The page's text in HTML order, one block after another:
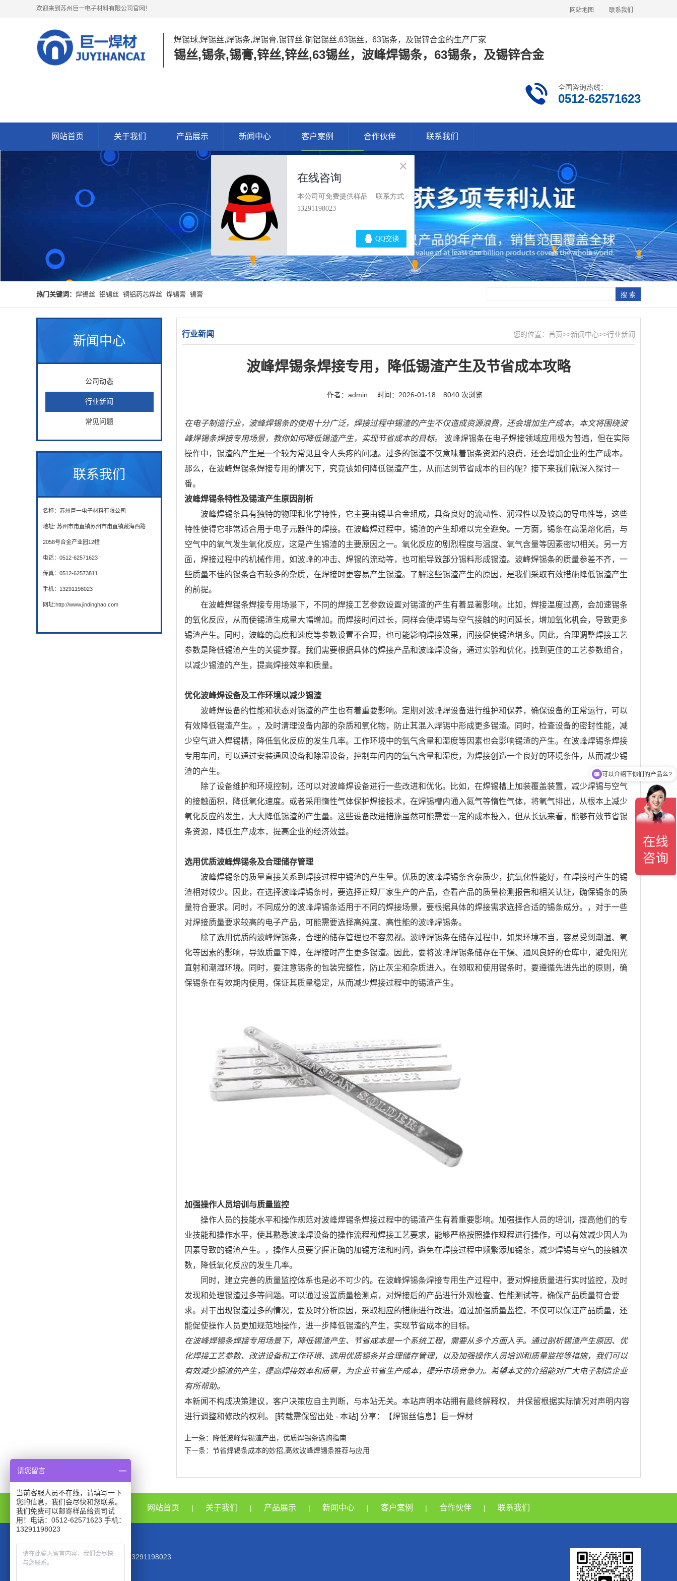
欢迎来到苏州巨一电子材料有限公司官网！ 网站地图 联系我们
焊锡球,焊锡丝,焊锡条,焊锡膏,锡锌丝,铜铝锡丝,63锡丝，63锡条，及锡锌合金的生产厂家
锡丝,锡条,锡膏,锌丝,锌丝,63锡丝，波峰焊锡条，63锡条，及锡锌合金
全国咨询热线：
0512-62571623
网站首页 关于我们 产品展示 新闻中心 客户案例 合作伙伴 联系我们
热门关键词： 焊锡丝 铝锡丝 铜铝药芯焊丝 焊锡膏 锡膏
新闻中心
公司动态
行业新闻
常见问题
联系我们
名称：苏州巨一电子材料有限公司
地址: 苏州市甪直镇苏州市甪直镇藏海西路
2058号合金产业园12幢
电话：0512-62571623
传真：0512-62573811
手机：13291198023
网址:http://www.jindinghao.com
行业新闻 您的位置： 首页>>新闻中心>>行业新闻
波峰焊锡条焊接专用，降低锡渣产生及节省成本攻略
作者：admin 时间：2026-01-18 8040 次浏览
在电子制造行业，波峰焊锡条的使用十分广泛，焊接过程中锡渣的产生不仅造成资源浪费，还会增加生产成本。本文将围绕波
峰焊锡条焊接专用场景，教你如何降低锡渣产生，实现节省成本的目标。
波峰焊锡条在电子焊接领域应用极为普遍，但在实际
操作中，锡渣的产生是一个较为常见且令人头疼的问题。过多的锡渣不仅意味着锡条资源的浪费，还会增加企业的生产成本。
那么，在波峰焊锡条焊接专用的情况下，究竟该如何降低锡渣产生，从而达到节省成本的目的呢？接下来我们就深入探讨一
番。
波峰焊锡条特性及锡渣产生原因剖析
波峰焊锡条具有独特的物理和化学特性，它主要由锡基合金组成，具备良好的流动性、润湿性以及较高的导电性等，这些
特性使得它非常适合用于电子元器件的焊接。在波峰焊过程中，锡渣的产生却难以完全避免。一方面，锡条在高温熔化后，与
空气中的氧气发生氧化反应，这是产生锡渣的主要原因之一。氧化反应的剧烈程度与温度、氧气含量等因素密切相关。另一方
面，焊接过程中的机械作用，如波峰的冲击、焊锡的流动等，也可能导致部分锡料形成锡渣。波峰焊锡条的质量参差不齐，一
些质量不佳的锡条含有较多的杂质，在焊接时更容易产生锡渣。了解这些锡渣产生的原因，是我们采取有效措施降低锡渣产生
的前提。
在波峰焊锡条焊接专用场景下，不同的焊接工艺参数设置对锡渣的产生有着显著影响。比如，焊接温度过高，会加速锡条
的氧化反应，从而使锡渣生成量大幅增加。而焊接时间过长，同样会使焊锡与空气接触的时间延长，增加氧化机会，导致更多
锡渣产生。同时，波峰的高度和速度等参数设置不合理，也可能影响焊接效果，间接促使锡渣增多。因此，合理调整焊接工艺
参数是降低锡渣产生的关键步骤。我们需要根据具体的焊接产品和波峰焊设备，通过实验和优化，找到更佳的工艺参数组合，
以减少锡渣的产生，提高焊接效率和质量。
优化波峰焊设备及工作环境以减少锡渣
波峰焊设备的性能和状态对锡渣的产生也有着重要影响。定期对波峰焊设备进行维护和保养，确保设备的正常运行，可以
有效降低锡渣产生。，及时清理设备内部的杂质和氧化物，防止其混入焊锡中形成更多锡渣。同时，检查设备的密封性能，减
少空气进入焊锡槽，降低氧化反应的发生几率。工作环境中的氧气含量和湿度等因素也会影响锡渣的产生。在波峰焊锡条焊接
专用车间，可以通过安装通风设备和除湿设备，控制车间内的氧气含量和湿度，为焊接创造一个良好的环境条件，从而减少锡
渣的产生。
除了设备维护和环境控制，还可以对波峰焊设备进行一些改进和优化。比如，在焊锡槽上加装覆盖装置，减少焊锡与空气
的接触面积，降低氧化速度。或者采用惰性气体保护焊接技术，在焊锡槽内通入氮气等惰性气体，将氧气排出，从根本上减少
氧化反应的发生，大大降低锡渣的产生量。这些设备改进措施虽然可能需要一定的成本投入，但从长远来看，能够有效节省锡
条资源，降低生产成本，提高企业的经济效益。
选用优质波峰焊锡条及合理储存管理
波峰焊锡条的质量直接关系到焊接过程中锡渣的产生量。优质的波峰焊锡条含杂质少，抗氧化性能好，在焊接时产生的锡
渣相对较少。因此，在选择波峰焊锡条时，要选择正规厂家生产的产品，查看产品的质量检测报告和相关认证，确保锡条的质
量符合要求。同时，不同成分的波峰焊锡条适用于不同的焊接场景，要根据具体的焊接需求选择合适的锡条成分。，对于一些
对焊接质量要求较高的电子产品，可能需要选择高纯度、高性能的波峰焊锡条。
除了选用优质的波峰焊锡条，合理的储存管理也不容忽视。波峰焊锡条在储存过程中，如果环境不当，容易受到潮湿、氧
化等因素的影响，导致质量下降，在焊接时产生更多锡渣。因此，要将波峰焊锡条储存在干燥、通风良好的仓库中，避免阳光
直射和潮湿环境。同时，要注意锡条的包装完整性，防止灰尘和杂质进入。在领取和使用锡条时，要遵循先进先出的原则，确
保锡条在有效期内使用，保证其质量稳定，从而减少焊接过程中的锡渣产生。
加强操作人员培训与质量监控
操作人员的技能水平和操作规范对波峰焊锡条焊接过程中的锡渣产生有着重要影响。加强操作人员的培训，提高他们的专
业技能和操作水平，使其熟悉波峰焊设备的操作流程和焊接工艺要求，能够严格按照操作规程进行操作，可以有效减少因人为
因素导致的锡渣产生。，操作人员要掌握正确的加锡方法和时间，避免在焊接过程中频繁添加锡条，减少焊锡与空气的接触次
数，降低氧化反应的发生几率。
同时，建立完善的质量监控体系也是必不可少的。在波峰焊锡条焊接专用生产过程中，要对焊接质量进行实时监控，及时
发现和处理锡渣过多等问题。可以通过设置质量检测点，对焊接后的产品进行外观检查、性能测试等，确保产品质量符合要
求。对于出现锡渣过多的情况，要及时分析原因，采取相应的措施进行改进。通过加强质量监控，不仅可以保证产品质量，还
能促使操作人员更加规范地操作，进一步降低锡渣的产生，实现节省成本的目标。
在波峰焊锡条焊接专用场景下，降低锡渣产生、节省成本是一个系统工程，需要从多个方面入手。通过剖析锡渣产生原因、优
化焊接工艺参数、改进设备和工作环境、选用优质锡条并合理储存管理，以及加强操作人员培训和质量监控等措施，我们可以
有效减少锡渣的产生，提高焊接效率和质量，为企业节省生产成本，提升市场竞争力。希望本文的介绍能对广大电子制造企业
有所帮助。
本新闻不构成决策建议，客户决策应自主判断，与本站无关。本站声明本站拥有最终解释权， 并保留根据实际情况对声明内容
进行调整和修改的权利。 [转载需保留出处 - 本站] 分享：【焊锡丝信息】巨一焊材
上一条：
降低波峰焊锡渣产出，优质焊锡条选购指南
下一条： 节省焊锡条成本的妙招,高效波峰焊锡条推荐与应用
网站首页 | 关于我们 | 产品展示 | 新闻中心 | 客户案例 | 合作伙伴 | 联系我们
TEL：0512-62571623 MOB:13291198023
可以介绍下你们的产品么?
请您留言
当前客服人员不在线，请填写一下
您的信息，我们会尽快和您联系。
我们免费可以邮寄样品给贵司试
用！电话：0512-62571623 手机：
13291198023